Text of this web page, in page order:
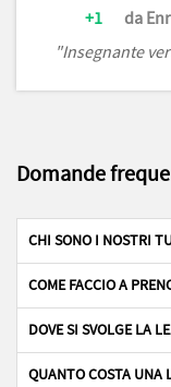
+1
da
"Insegnante
Domande
CHI SONO I NOSTRI
COME FACCIO A
DOVE SI SVOLGE LA
QUANTO COSTA UNA